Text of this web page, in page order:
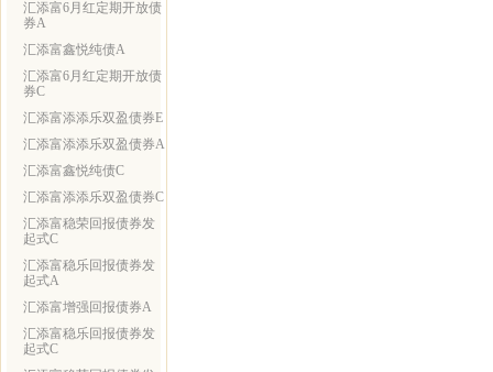
汇添富6月红定期开放债
券A
汇添富鑫悦纯债A
汇添富6月红定期开放债
券C
汇添富添添乐双盈债券E
汇添富添添乐双盈债券A
汇添富鑫悦纯债C
汇添富添添乐双盈债券C
汇添富稳荣回报债券发
起式C
汇添富稳乐回报债券发
起式A
汇添富增强回报债券A
汇添富稳乐回报债券发
起式C